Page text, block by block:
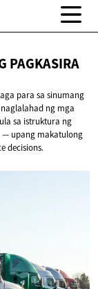
PAGKASIRA
para sa sinumang
ng mga
sa istruktura ng
— upang makatulong
decisions.